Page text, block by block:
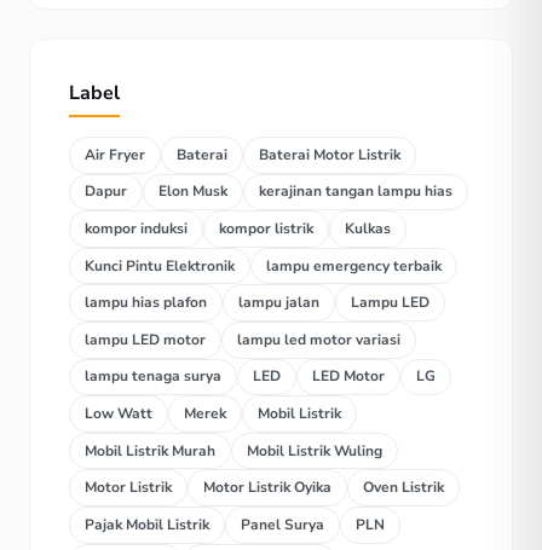
Label
Air Fryer Baterai
Baterai Motor Listrik
Dapur
Elon Musk
kerajinan tangan lampu hias
kompor induksi
kompor listrik
Kulkas
Kunci Pintu Elektronik
lampu emergency terbaik
lampu hias plafon
lampu jalan
Lampu LED
lampu LED motor
lampu led motor variasi
lampu tenaga surya
LED LED Motor
LG
Low Watt
Merek
Mobil Listrik
Mobil Listrik Murah
Mobil Listrik Wuling
Motor Listrik
Motor Listrik Oyika
Oven Listrik
Pajak Mobil Listrik
Panel Surya
PLN